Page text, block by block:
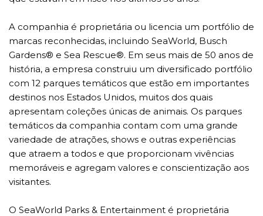
A companhia é proprietária ou licencia um portfólio de
marcas reconhecidas, incluindo SeaWorld, Busch
Gardens® e Sea Rescue®. Em seus mais de 50 anos de
história, a empresa construiu um diversificado portfólio
com 12 parques temáticos que estão em importantes
destinos nos Estados Unidos, muitos dos quais
apresentam coleções únicas de animais. Os parques
temáticos da companhia contam com uma grande
variedade de atrações, shows e outras experiências
que atraem a todos e que proporcionam vivências
memoráveis e agregam valores e conscientização aos
visitantes.
O SeaWorld Parks & Entertainment é proprietária